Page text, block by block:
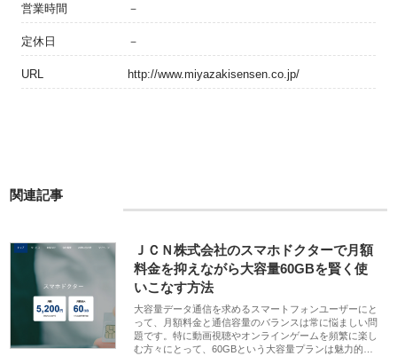
営業時間 －
定休日 －
URL http://www.miyazakisensen.co.jp/
関連記事
ＪＣＮ株式会社のスマホドクターで月額
料金を抑えながら大容量60GBを賢く使
いこなす方法
大容量データ通信を求めるスマートフォンユーザーにと
って、月額料金と通信容量のバランスは常に悩ましい問
題です。特に動画視聴やオンラインゲームを頻繁に楽し
む方々にとって、60GBという大容量プランは魅力的…